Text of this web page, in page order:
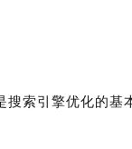
索引擎优化的基